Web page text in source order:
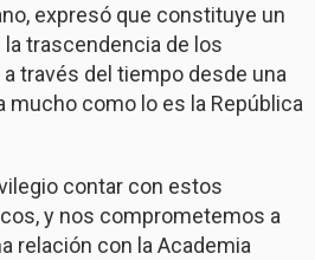
expresó que constituye un
trascendencia de los
través del tiempo desde una
mucho como lo es la República
contar con estos
y nos comprometemos a
relación con la Academia